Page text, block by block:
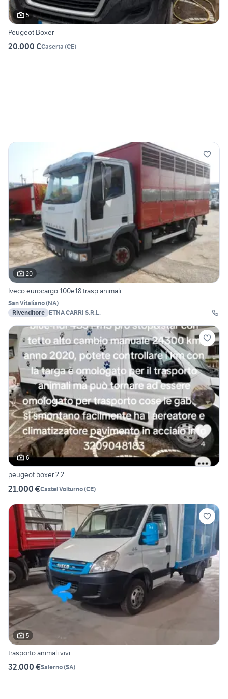
5
Peugeot Boxer
20.000 €Caserta (CE)
20
Iveco eurocargo 100e18 trasp animali
San Vitaliano(NA)
Rivenditore ETNA CARRI S.R.L.
6
peugeot boxer 2.2
21.000 €Castel Volturno(CE)
5
trasporto animali vivi
32.000 €Salerno(SA)